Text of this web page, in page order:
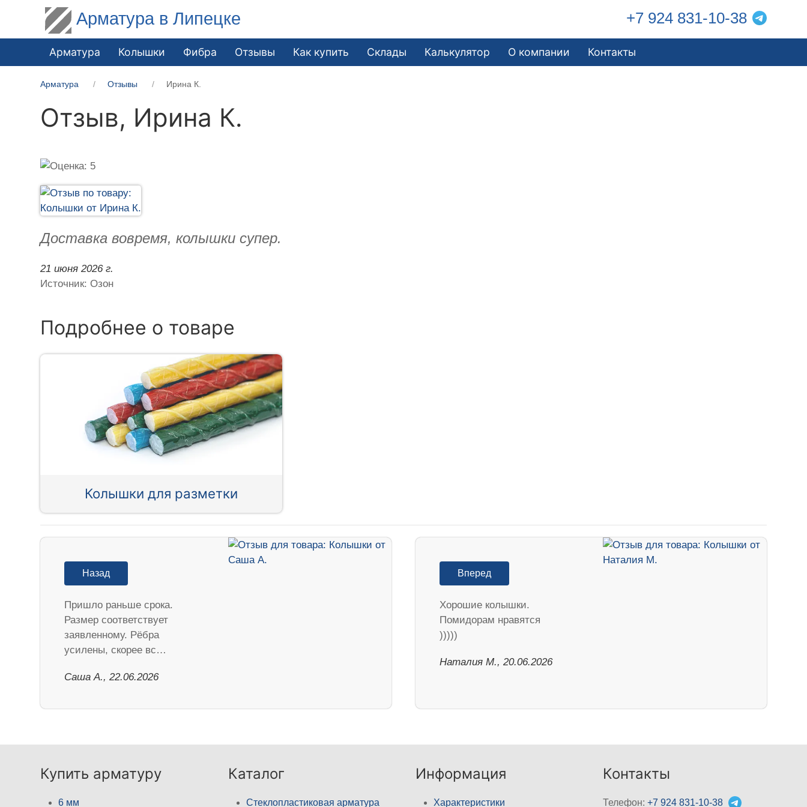
Арматура в Липецке +7 924 831-10-38
Арматура Колышки Фибра Отзывы Как купить Склады Калькулятор О компании Контакты
Арматура Отзывы Ирина К.
Отзыв, Ирина К.
Доставка вовремя, колышки супер.
21 июня 2026 г.
Источник: Озон
Подробнее о товаре
Колышки для разметки
Назад
Пришло раньше срока.
Размер соответствует
заявленному. Рёбра
усилены, скорее вс…
Саша А., 22.06.2026
Вперед
Хорошие колышки.
Помидорам нравятся
)))))
Наталия М., 20.06.2026
Купить арматуру
6 мм
Каталог
Стеклопластиковая арматура
Информация
Характеристики
Контакты
Телефон:+7 924 831-10-38